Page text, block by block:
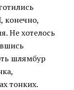
конечно,
Не хотелось
шлямбур
тонких.